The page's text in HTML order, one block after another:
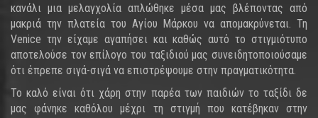
κανάλι μια μελαγχολία απλώθηκε μέσα μας βλέποντας από
μακριά την πλατεία του Αγίου Μάρκου να απομακρύνεται. Τη
Venice την είχαμε αγαπήσει και καθώς αυτό το στιγμιότυπο
αποτελούσε τον επίλογο του ταξιδιού μας συνειδητοποιούσαμε
ότι έπρεπε σιγά-σιγά να επιστρέψουμε στην πραγματικότητα.
Το καλό είναι ότι χάρη στην παρέα των παιδιών το ταξίδι δε
μας φάνηκε καθόλου μέχρι τη στιγμή που κατέβηκαν στην